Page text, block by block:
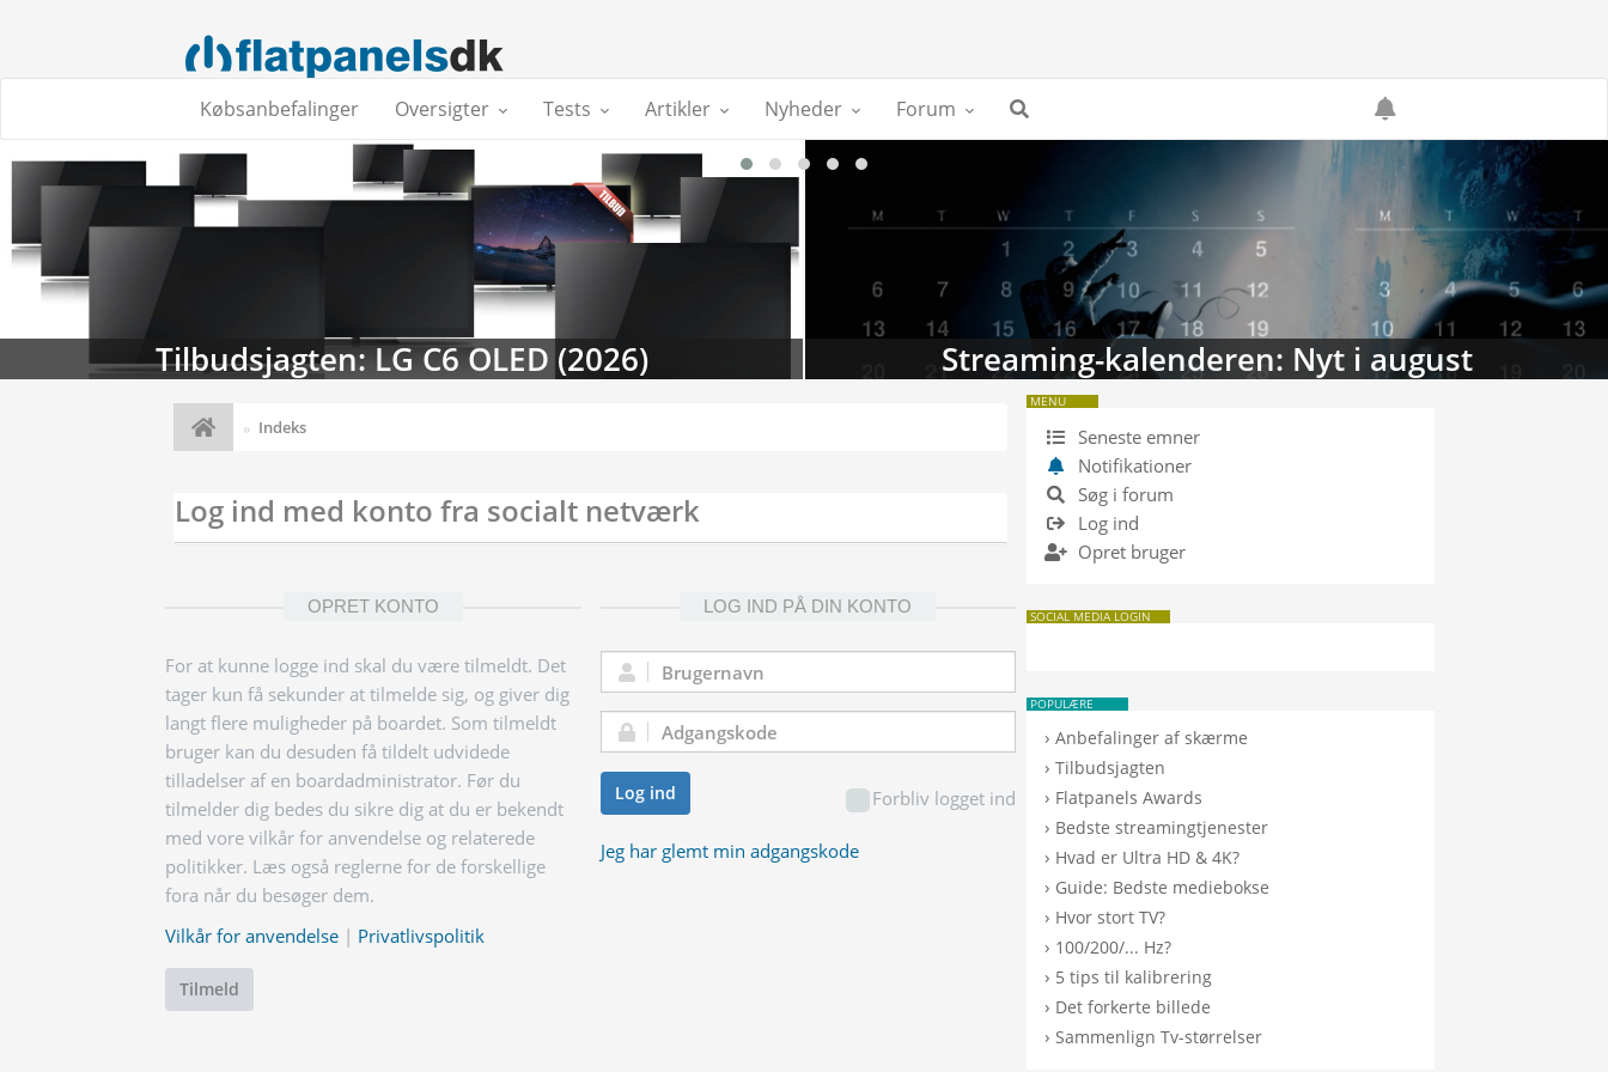
Købsanbefalinger Oversigter Tests Artikler Nyheder Forum
Tilbudsjagten: LG C6 OLED (2026) Streaming-kalenderen: Nyt i august
Indeks
Log ind med konto fra socialt netværk
OPRET KONTO
For at kunne logge ind skal du være tilmeldt. Det
tager kun få sekunder at tilmelde sig, og giver dig
langt flere muligheder på boardet. Som tilmeldt
bruger kan du desuden få tildelt udvidede
tilladelser af en boardadministrator. Før du
tilmelder dig bedes du sikre dig at du er bekendt
med vore vilkår for anvendelse og relaterede
politikker. Læs også reglerne for de forskellige
fora når du besøger dem.
Vilkår for anvendelse | Privatlivspolitik
Tilmeld
LOG IND PÅ DIN KONTO
Brugernavn:
Adgangskode:
Forbliv logget ind
Log ind
Jeg har glemt min adgangskode
MENU
Seneste emner
Notifikationer
Søg i forum
Log ind
Opret bruger
SOCIAL MEDIA LOGIN
POPULÆRE
›Anbefalinger af skærme
›Tilbudsjagten
› Flatpanels Awards
› Bedste streamingtjenester
› Hvad er Ultra HD & 4K?
› Guide: Bedste mediebokse
› Hvor stort TV?
› 100/200/... Hz?
› 5 tips til kalibrering
› Det forkerte billede
›Sammenlign Tv-størrelser